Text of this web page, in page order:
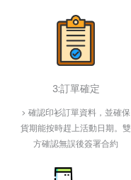
3:訂單確定
> 確認印衫訂單資料，並確保
貨期能按時趕上活動日期。雙
方確認無誤後簽署合約